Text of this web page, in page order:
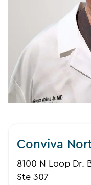
Conviva
8100 N Loop Dr.
Ste 307